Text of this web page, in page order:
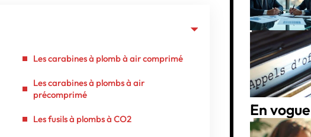
Les carabines à plomb à air comprimé
Les carabines à plombs à air
précomprimé
Les fusils à plombs à CO2 En vogue